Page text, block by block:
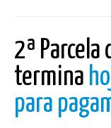
2ª Parcela
termina
para